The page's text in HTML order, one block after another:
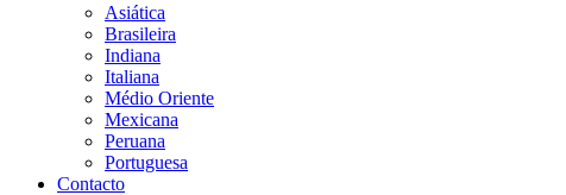
Asiática
Brasileira
Indiana
Italiana
Médio Oriente
Mexicana
Peruana
Portuguesa
Contacto